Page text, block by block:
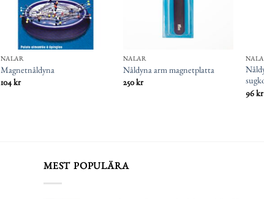
NÅLAR
Magnetnåldyna
104kr
NÅLAR
Nåldyna arm magnetplatta
250kr
96 kr
MEST POPULÄRA